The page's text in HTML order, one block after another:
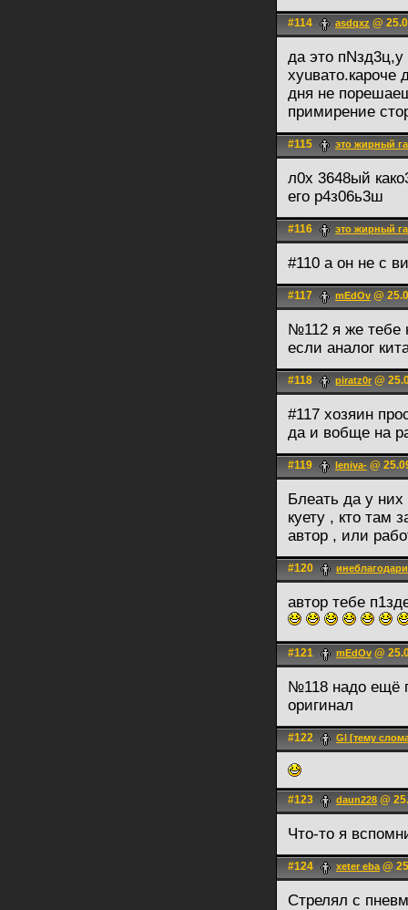
#114 asdqxz @
да это
хуuвато.кароче
дня не
примирение
#115 это жирный
л0х 3648ый
его р4з06ь3ш
#116 это жирный
#110 а он не с
#117 mEdOv @
№112 я же тебе
если аналог
#118 piratz0r @
#117 хозяин
да и вобще на
#119 leniva- @
Блеать да у них
куету , кто там
автор , или
#120 инеблагодари
автор тебе
#121 mEdOv @
№118 надо ещё
оригинал
#122 Gl [тему
#123 daun228 @
Что-то я
#124 xeter eba@
Стрелял с